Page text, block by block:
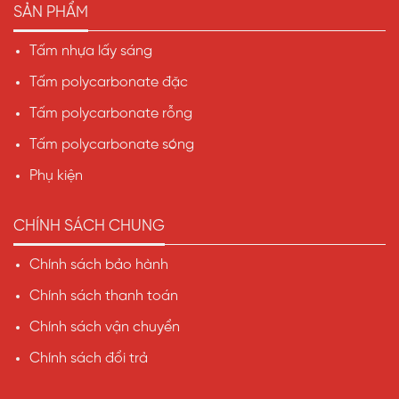
VINASPC
hiện đang là nhà máy sản xuất tấm nhựa lấy sáng quy mô
SẢN PHẨM
Tấm nhựa lấy sáng
Tấm polycarbonate đặc
Tấm polycarbonate rỗng
Tấm polycarbonate sóng
Phụ kiện
CHÍNH SÁCH CHUNG
Chính sách bảo hành
Chính sách thanh toán
Chính sách vận chuyển
Chính sách đổi trả